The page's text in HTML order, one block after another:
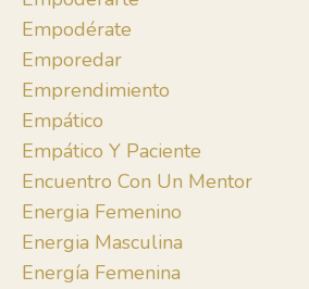
Empodérate
Emporedar
Emprendimiento
Empático
Empático Y Paciente
Encuentro Con Un Mentor
Energia Femenino
Energia Masculina
Energía Femenina